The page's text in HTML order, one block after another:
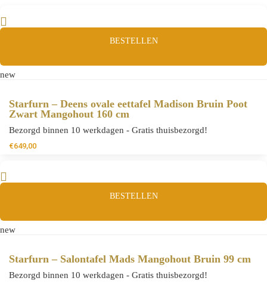
BESTELLEN
new
Starfurn – Deens ovale eettafel Madison Bruin Poot
Zwart Mangohout 160 cm
Bezorgd binnen 10 werkdagen - Gratis thuisbezorgd!
€649,00
BESTELLEN
new
Starfurn – Salontafel Mads Mangohout Bruin 99 cm
Bezorgd binnen 10 werkdagen - Gratis thuisbezorgd!